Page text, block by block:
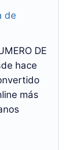
de
DE
hace
más